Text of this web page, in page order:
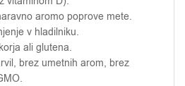
aromo poprove mete.
v hladilniku.
ali glutena.
brez umetnih arom, brez